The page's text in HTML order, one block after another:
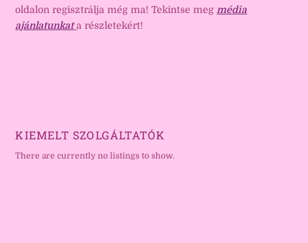
oldalon regisztrálja még ma! Tekintse meg média
ajánlatunkat a részletekért!
KIEMELT SZOLGÁLTATÓK
There are currently no listings to show.